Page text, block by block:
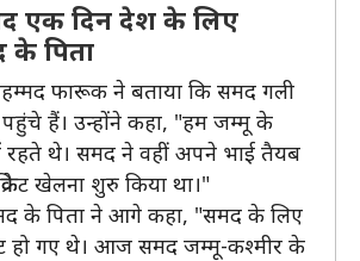
एक दिन देश के लिए
पिता
फारूक ने बताया कि समद गली
पहुंचे हैं। उन्होंने कहा, "हम जम्मू के
रहते थे। समद ने वहीं अपने भाई तैयब
खेलना शुरु किया था।"
के पिता ने आगे कहा, "समद के लिए
हो गए थे। आज समद जम्मू-कश्मीर के